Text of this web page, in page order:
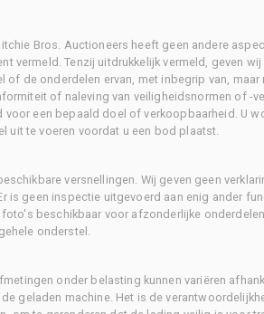
Bros. Auctioneers heeft geen andere
vermeld. Tenzij uitdrukkelijk vermeld, geven
de onderdelen ervan, met inbegrip van, maar
of naleving van veiligheidsnormen of -
een bepaald doel of verkoopbaarheid. U
uit te voeren voordat u een bod plaatst.
versnellingen. Wij geven geen
is geen inspectie uitgevoerd aan enig ander
beschikbaar voor afzonderlijke onderdelen
onderstel.
onder belasting kunnen variëren
geladen machine. Het is de